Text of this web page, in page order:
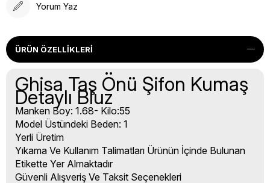
Yorum Yaz
ÜRÜN ÖZELLIKLERI
Ghisa Taş Önü Şifon Kumaş
Detaylı Bluz
Manken Boy: 1.68- Kilo:55
Model Üstündeki Beden: 1
Yerli Üretim
Yıkama Ve Kullanım Talimatları Ürünün İçinde Bulunan
Etikette Yer Almaktadır
Güvenli Alışveriş Ve Taksit Seçenekleri